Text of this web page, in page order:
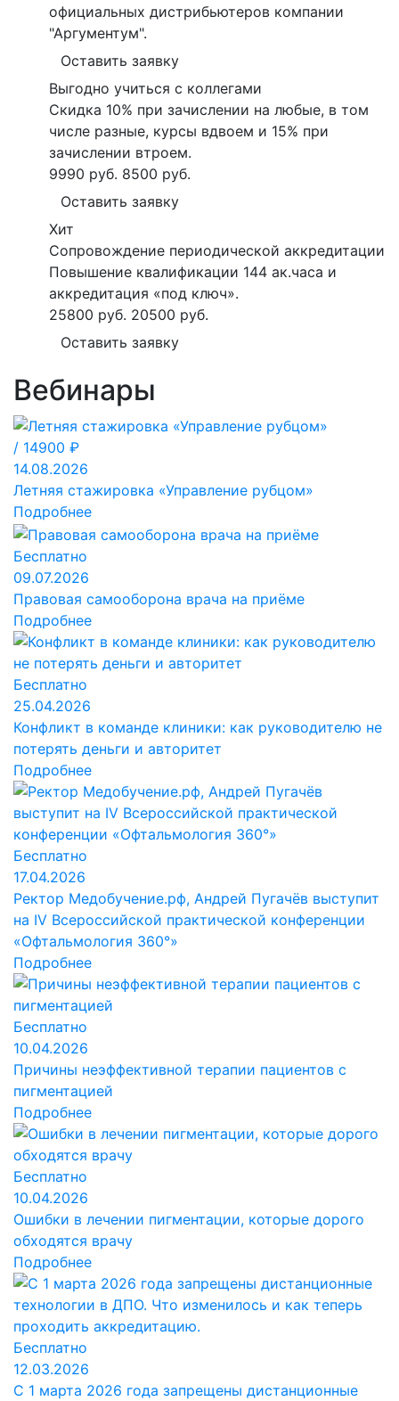
официальных дистрибьютеров компании
"Аргументум".
Оставить заявку
Выгодно учиться с коллегами
Скидка 10% при зачислении на любые, в том
числе разные, курсы вдвоем и 15% при
зачислении втроем.
9990 руб. 8500 руб.
Оставить заявку
Хит
Сопровождение периодической аккредитации
Повышение квалификации 144 ак.часа и
аккредитация «под ключ».
25800 руб. 20500 руб.
Оставить заявку
Вебинары
/ 14900 ₽
14.08.2026
Летняя стажировка «Управление рубцом»
Подробнее
Бесплатно
09.07.2026
Правовая самооборона врача на приёме
Подробнее
Бесплатно
25.04.2026
Конфликт в команде клиники: как руководителю не
потерять деньги и авторитет
Подробнее
Бесплатно
17.04.2026
Ректор Медобучение.рф, Андрей Пугачёв выступит
на IV Всероссийской практической конференции
«Офтальмология 360°»
Подробнее
Бесплатно
10.04.2026
Причины неэффективной терапии пациентов с
пигментацией
Подробнее
Бесплатно
10.04.2026
Ошибки в лечении пигментации, которые дорого
обходятся врачу
Подробнее
Бесплатно
12.03.2026
С 1 марта 2026 года запрещены дистанционные